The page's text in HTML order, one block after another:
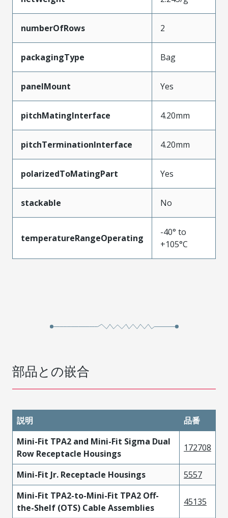
numberOfRows 2
packagingType Bag
panelMount Yes
pitchMatingInterface 4.20mm
pitchTerminationInterface 4.20mm
polarizedToMatingPart Yes
stackable No
temperatureRangeOperating
-40° to
+105°C
部品との嵌合
説明
品番
Mini-Fit TPA2 and Mini-Fit Sigma Dual
Row Receptacle Housings
172708
Mini-Fit Jr. Receptacle Housings
5557
Mini-Fit TPA2-to-Mini-Fit TPA2 Off-
the-Shelf (OTS) Cable Assemblies
45135